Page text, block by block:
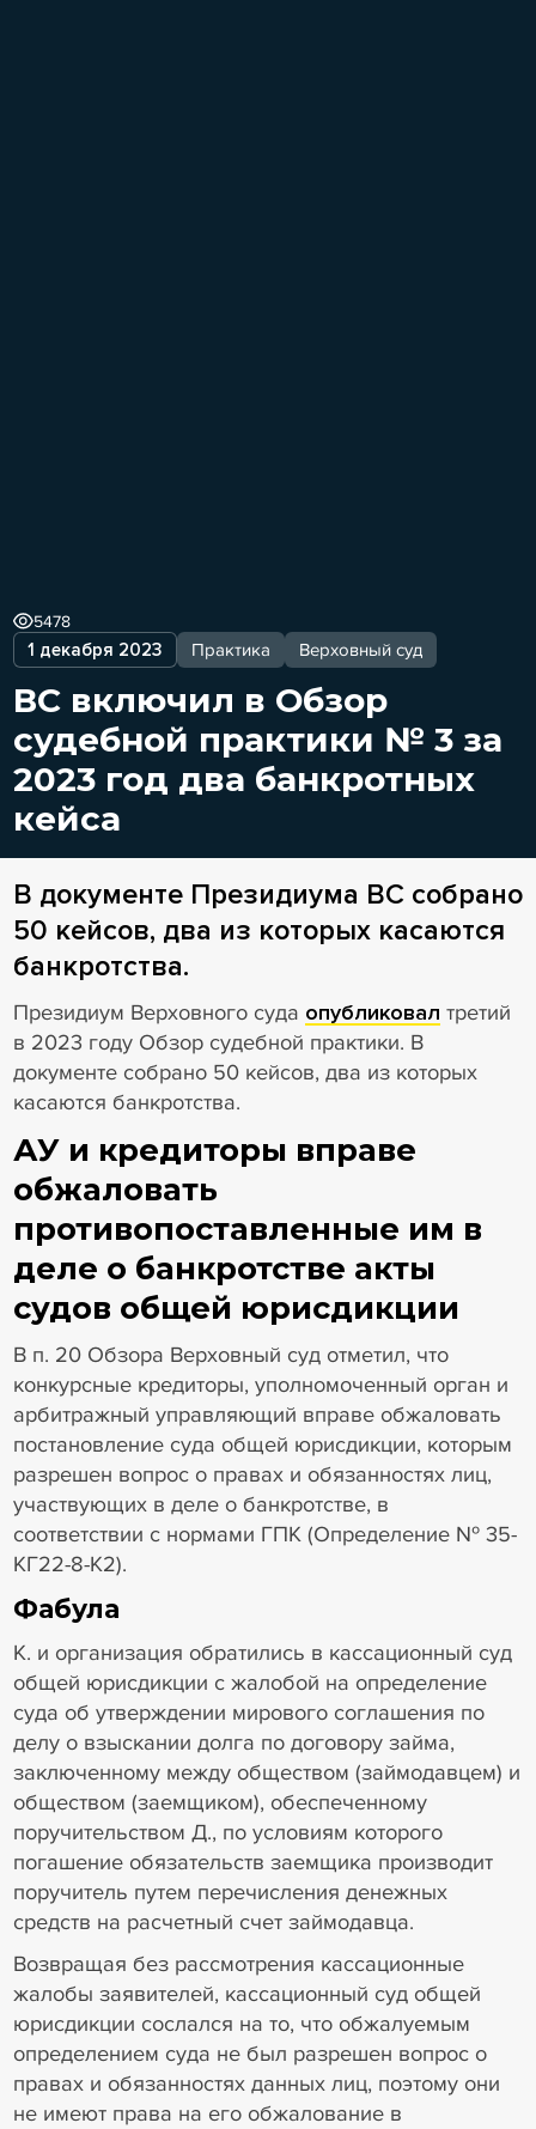
1 декабря 2023 Практика Верховный суд
5478
ВС включил в Обзор
судебной практики № 3 за
2023 год два банкротных
кейса
В документе Президиума ВС собрано
50 кейсов, два из которых касаются
банкротства.
Президиум Верховного суда опубликовал третий
в 2023 году Обзор судебной практики. В
документе собрано 50 кейсов, два из которых
касаются банкротства.
АУ и кредиторы вправе
обжаловать
противопоставленные им в
деле о банкротстве акты
судов общей юрисдикции
В п. 20 Обзора Верховный суд отметил, что
конкурсные кредиторы, уполномоченный орган и
арбитражный управляющий вправе обжаловать
постановление суда общей юрисдикции, которым
разрешен вопрос о правах и обязанностях лиц,
участвующих в деле о банкротстве, в
соответствии с нормами ГПК (Определение № 35-
КГ22-8-К2).
Фабула
К. и организация обратились в кассационный суд
общей юрисдикции с жалобой на определение
суда об утверждении мирового соглашения по
делу о взыскании долга по договору займа,
заключенному между обществом (займодавцем) и
обществом (заемщиком), обеспеченному
поручительством Д., по условиям которого
погашение обязательств заемщика производит
поручитель путем перечисления денежных
средств на расчетный счет займодавца.
Возвращая без рассмотрения кассационные
жалобы заявителей, кассационный суд общей
юрисдикции сослался на то, что обжалуемым
определением суда не был разрешен вопрос о
правах и обязанностях данных лиц, поэтому они
не имеют права на его обжалование в